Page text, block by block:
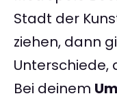
Stadt der
ziehen, dann
Unterschiede,
Bei deinem